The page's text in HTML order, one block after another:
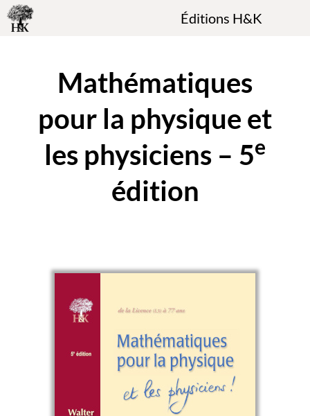
Éditions H&K
Mathématiques
pour la physique et
les physiciens – 5e
édition